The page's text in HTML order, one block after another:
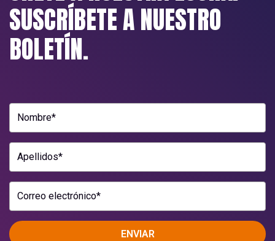
SUSCRÍBETE A NUESTRO
BOLETÍN.
Nombre*
Apellidos*
Correo electrónico*
ENVIAR